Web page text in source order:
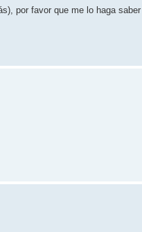
por favor que me lo haga